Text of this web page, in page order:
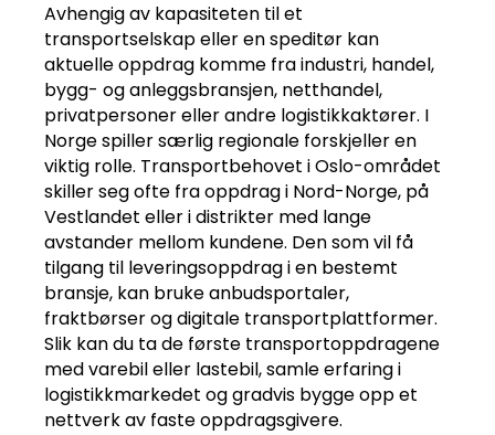
Avhengig av kapasiteten til et
transportselskap eller en speditør kan
aktuelle oppdrag komme fra industri, handel,
bygg- og anleggsbransjen, netthandel,
privatpersoner eller andre logistikkaktører. I
Norge spiller særlig regionale forskjeller en
viktig rolle. Transportbehovet i Oslo-området
skiller seg ofte fra oppdrag i Nord-Norge, på
Vestlandet eller i distrikter med lange
avstander mellom kundene. Den som vil få
tilgang til leveringsoppdrag i en bestemt
bransje, kan bruke anbudsportaler,
fraktbørser og digitale transportplattformer.
Slik kan du ta de første transportoppdragene
med varebil eller lastebil, samle erfaring i
logistikkmarkedet og gradvis bygge opp et
nettverk av faste oppdragsgivere.